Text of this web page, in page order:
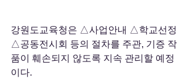
강원도교육청은 △사업안내 △학교선정
△공동전시회 등의 절차를 주관, 기증 작
품이 훼손되지 않도록 지속 관리할 예정
이다.